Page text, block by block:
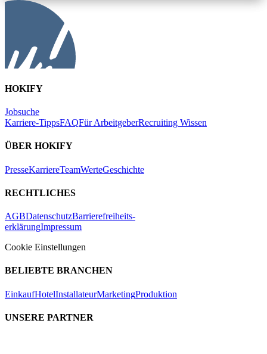
HOKIFY
Jobsuche
Karriere-TippsFAQFür ArbeitgeberRecruiting Wissen
ÜBER HOKIFY
PresseKarriereTeamWerteGeschichte
RECHTLICHES
AGBDatenschutzBarrierefreiheits-
erklärungImpressum
Cookie Einstellungen
BELIEBTE BRANCHEN
EinkaufHotelInstallateurMarketingProduktion
UNSERE PARTNER